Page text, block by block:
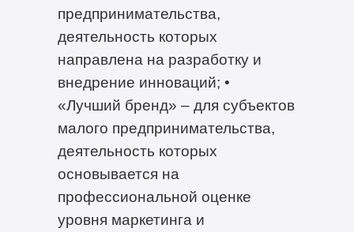
предпринимательства,
деятельность которых
направлена на разработку и
внедрение инноваций; •
«Лучший бренд» – для субъектов
малого предпринимательства,
деятельность которых
основывается на
профессиональной оценке
уровня маркетинга и